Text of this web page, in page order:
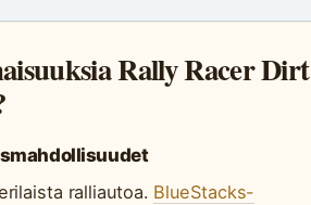
Rally Racer
ralliautoa. BlueStacks-